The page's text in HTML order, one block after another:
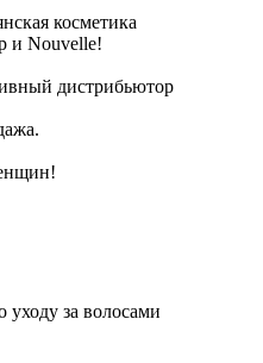
косметика
и Nouvelle!
дистрибьютор
уходу за волосами